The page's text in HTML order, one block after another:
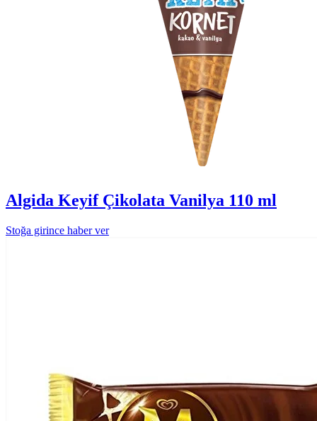
Algida Keyif Çikolata Vanilya 110 ml
Stoğa girince haber ver